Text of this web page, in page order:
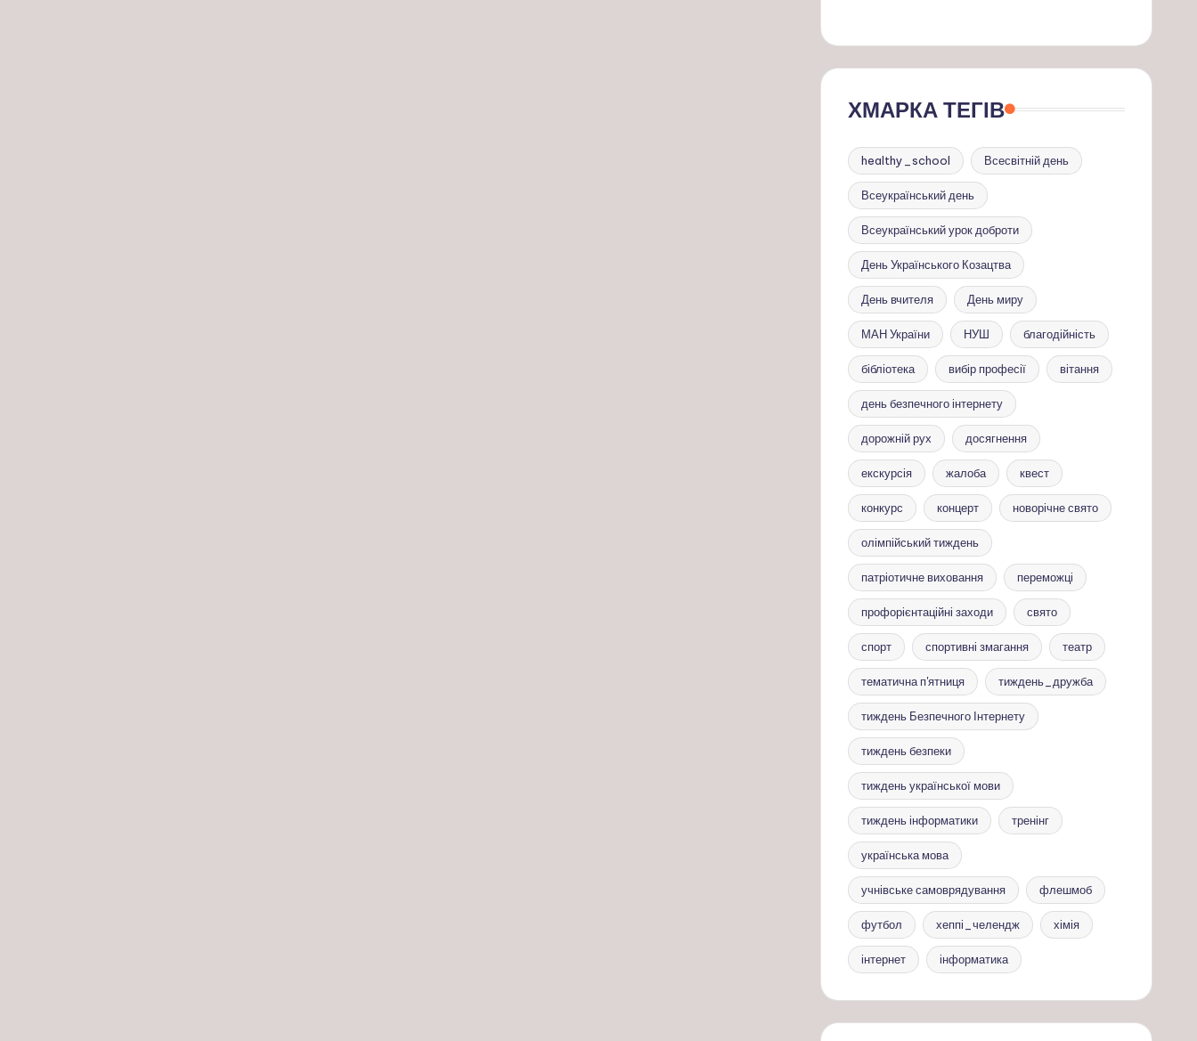
ХМАРКА ТЕГІВ
healthy_school Всесвітній день
Всеукраїнський день
Всеукраїнський урок доброти
День Українського Козацтва
День вчителя День миру
МАН України НУШ благодійність
бібліотека вибір професії вітання
день безпечного інтернету
дорожній рух досягнення
екскурсія жалоба квест
конкурс концерт новорічне свято
олімпійський тиждень
патріотичне виховання переможці
профорієнтаційні заходи свято
спорт спортивні змагання театр
тематична п'ятниця тиждень_дружба
тиждень Безпечного Інтернету
тиждень безпеки
тиждень української мови
тиждень інформатики тренінг
українська мова
учнівське самоврядування флешмоб
футбол хеппі_челендж хімія
інтернет інформатика